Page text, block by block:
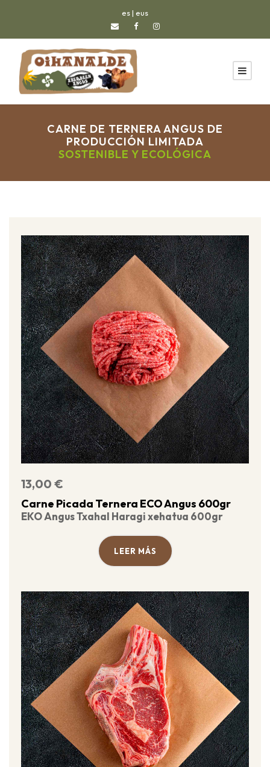
es| eus
CARNE DE TERNERA ANGUS DE
PRODUCCIÓN LIMITADA
SOSTENIBLE Y ECOLÓGICA
13,00 €
Carne Picada Ternera ECO Angus 600gr
EKO Angus Txahal Haragi xehatua 600gr
LEER MÁS